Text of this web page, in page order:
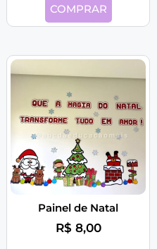
COMPRAR
Painel de Natal
R$ 8,00